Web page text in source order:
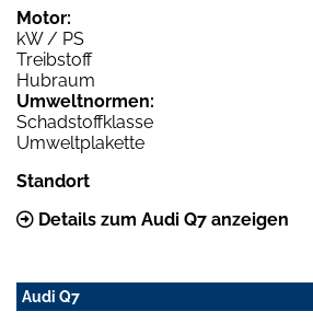
Motor:
kW / PS
Treibstoff
Hubraum
Umweltnormen:
Schadstoffklasse
Umweltplakette
Standort
Details zum Audi Q7 anzeigen
Audi Q7